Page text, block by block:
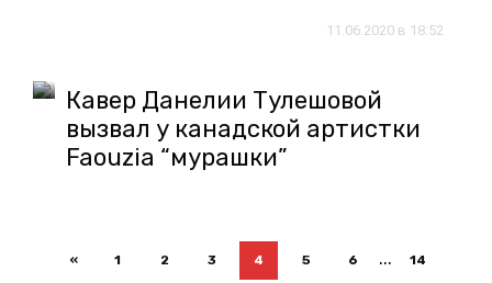
11.06.2020 в 18:52
Кавер Данелии Тулешовой
вызвал у канадской артистки
Faouzia “мурашки”
« 1 2 3 4 5 6 ... 14